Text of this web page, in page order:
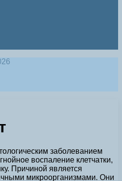
заболеванием
воспаление клетчатки,
Причиной является
микроорганизмами. Они